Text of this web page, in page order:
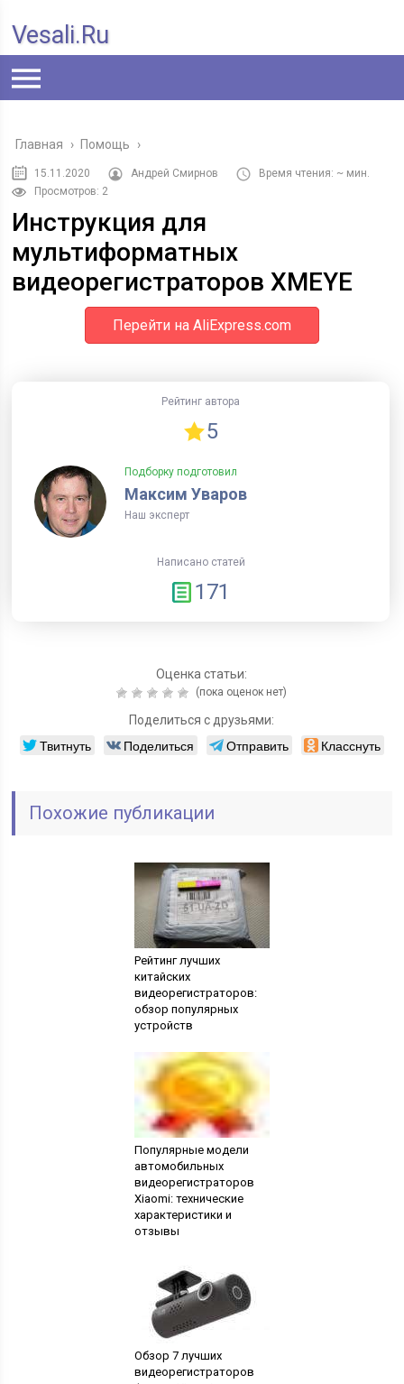
Vesali.ru
Главная › Помощь ›
15.11.2020 Андрей Смирнов
Время чтения: ~ мин.
Просмотров: 2
Инструкция для
мультиформатных
видеорегистраторов XMEYE
Перейти на AliExpress.com
Рейтинг автора
5
Подборку подготовил
Максим Уваров
Наш эксперт
Написано статей
171
Оценка статьи:
(пока оценок нет)
Поделиться с друзьями:
Твитнуть Поделиться Отправить Класснуть
Похожие публикации
Рейтинг лучших
китайских
видеорегистраторов:
обзор популярных
устройств
Популярные модели
автомобильных
видеорегистраторов
Xiaomi: технические
характеристики и
отзывы
Обзор 7 лучших
видеорегистраторов